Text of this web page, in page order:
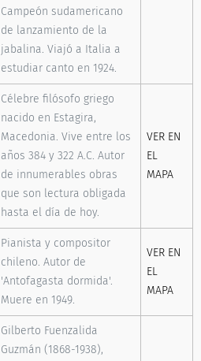
Campeón sudamericano
de lanzamiento de la
jabalina. Viajó a Italia a
estudiar canto en 1924.
Célebre filósofo griego
nacido en Estagira,
Macedonia. Vive entre los
años 384 y 322 A.C. Autor
de innumerables obras
que son lectura obligada
hasta el día de hoy.
VER EN
EL
MAPA
Pianista y compositor
chileno. Autor de
'Antofagasta dormida'.
Muere en 1949.
VER EN
EL
MAPA
Gilberto Fuenzalida
Guzmán (1868-1938),